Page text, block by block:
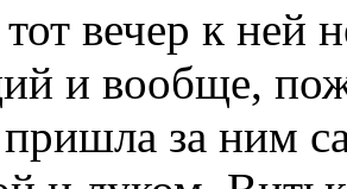
вечер к
и вообще,
за ним